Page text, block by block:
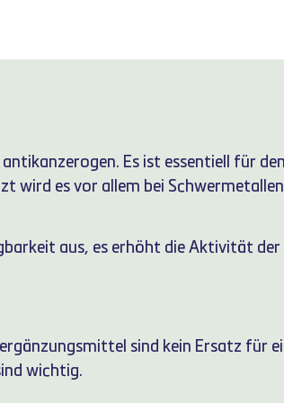
Es ist essentiell für
wird es vor allem bei
aus, es erhöht die Aktivität
sind kein Ersatz für
wichtig.